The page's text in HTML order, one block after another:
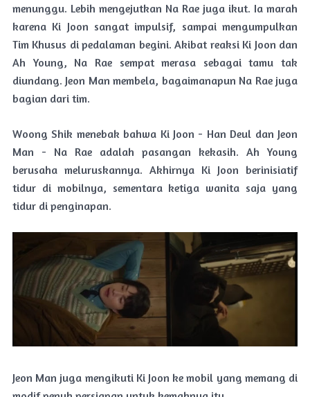
menunggu. Lebih mengejutkan Na Rae juga ikut. Ia marah
karena Ki Joon sangat impulsif, sampai mengumpulkan
Tim Khusus di pedalaman begini. Akibat reaksi Ki Joon dan
Ah Young, Na Rae sempat merasa sebagai tamu tak
diundang. Jeon Man membela, bagaimanapun Na Rae juga
bagian dari tim.
Woong Shik menebak bahwa Ki Joon - Han Deul dan Jeon
Man - Na Rae adalah pasangan kekasih. Ah Young
berusaha meluruskannya. Akhirnya Ki Joon berinisiatif
tidur di mobilnya, sementara ketiga wanita saja yang
tidur di penginapan.
Jeon Man juga mengikuti Ki Joon ke mobil yang memang di